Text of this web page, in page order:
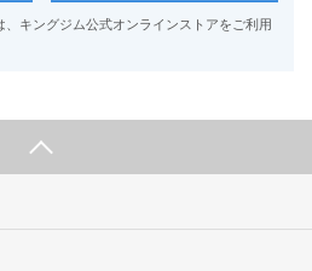
キングジム公式オンラインストアをご利用